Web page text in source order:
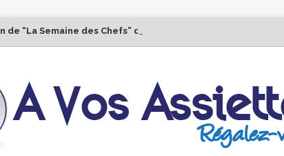
de “La Semaine des Chefs” du 19 au 24 octobre 2026